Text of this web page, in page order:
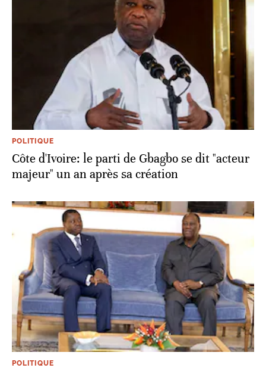
POLITIQUE
Côte d'Ivoire: le parti de Gbagbo se dit "acteur
majeur" un an après sa création
POLITIQUE